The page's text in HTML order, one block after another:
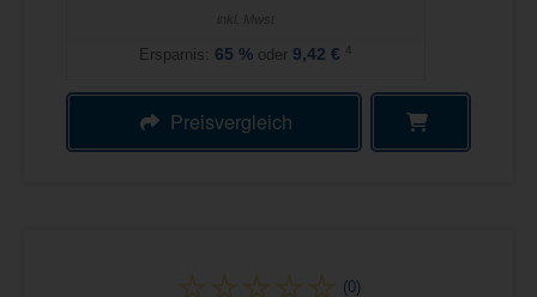
inkl. Mwst
Ersparnis: 65 % oder 9,42 € 4
Preisvergleich
(0)